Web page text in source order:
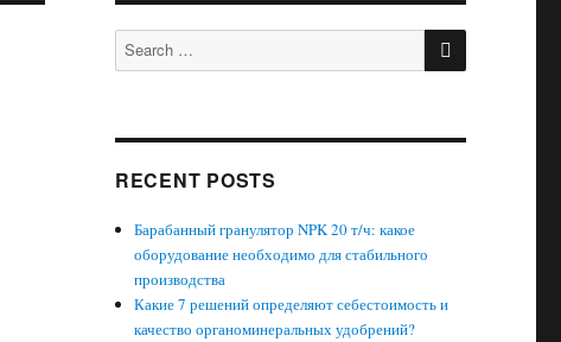
Search
for:
SEARCH
RECENT POSTS
Барабанный гранулятор NPK 20 т/ч: какое
оборудование необходимо для стабильного
производства
Какие 7 решений определяют себестоимость и
качество органоминеральных удобрений?